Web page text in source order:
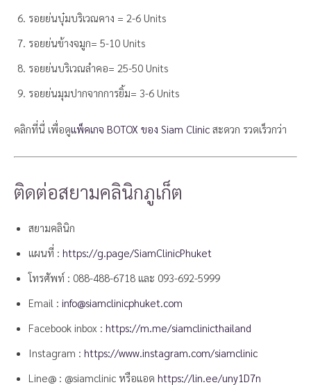
รอยย่นบุ๋มบริเวณคาง = 2-6 Units
รอยย่นข้างจมูก= 5-10 Units
รอยย่นบริเวณลำคอ= 25-50 Units
รอยย่นมุมปากจากการยิ้ม= 3-6 Units
คลิกที่นี่ เพื่อดูแพ็คเกจ BOTOX ของ Siam Clinic สะดวก รวดเร็วกว่า
ติดต่อสยามคลินิกภูเก็ต
สยามคลินิก
แผนที่ : https://g.page/SiamClinicPhuket
โทรศัพท์ : 088-488-6718 และ 093-692-5999
Email : info@siamclinicphuket.com
Facebook inbox : https://m.me/siamclinicthailand
Instagram : https://www.instagram.com/siamclinic
Line@ : @siamclinic หรือแอด https://lin.ee/uny1D7n